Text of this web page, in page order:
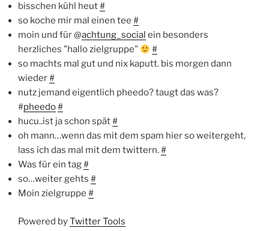
bisschen kühl heut#
so koche mir mal einen tee #
moin und für @achtung_social ein besonders
herzliches "hallo zielgruppe"
#
so machts mal gut und nix kaputt. bis morgen dann
wieder#
nutz jemand eigentlich pheedo? taugt das was?
#pheedo#
hucu..ist ja schon spät#
oh mann…wenn das mit dem spam hier so weitergeht,
lass ich das mal mit dem twittern.#
Was für ein tag#
so…weiter gehts #
Moin zielgruppe #
Powered byTwitter Tools